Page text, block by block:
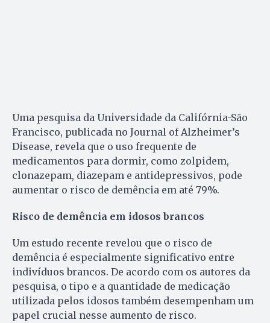
Uma pesquisa da Universidade da Califórnia-São
Francisco, publicada no Journal of Alzheimer’s
Disease, revela que o uso frequente de
medicamentos para dormir, como zolpidem,
clonazepam, diazepam e antidepressivos, pode
aumentar o risco de demência em até 79%.
Risco de demência em idosos brancos
Um estudo recente revelou que o risco de
demência é especialmente significativo entre
indivíduos brancos. De acordo com os autores da
pesquisa, o tipo e a quantidade de medicação
utilizada pelos idosos também desempenham um
papel crucial nesse aumento de risco.